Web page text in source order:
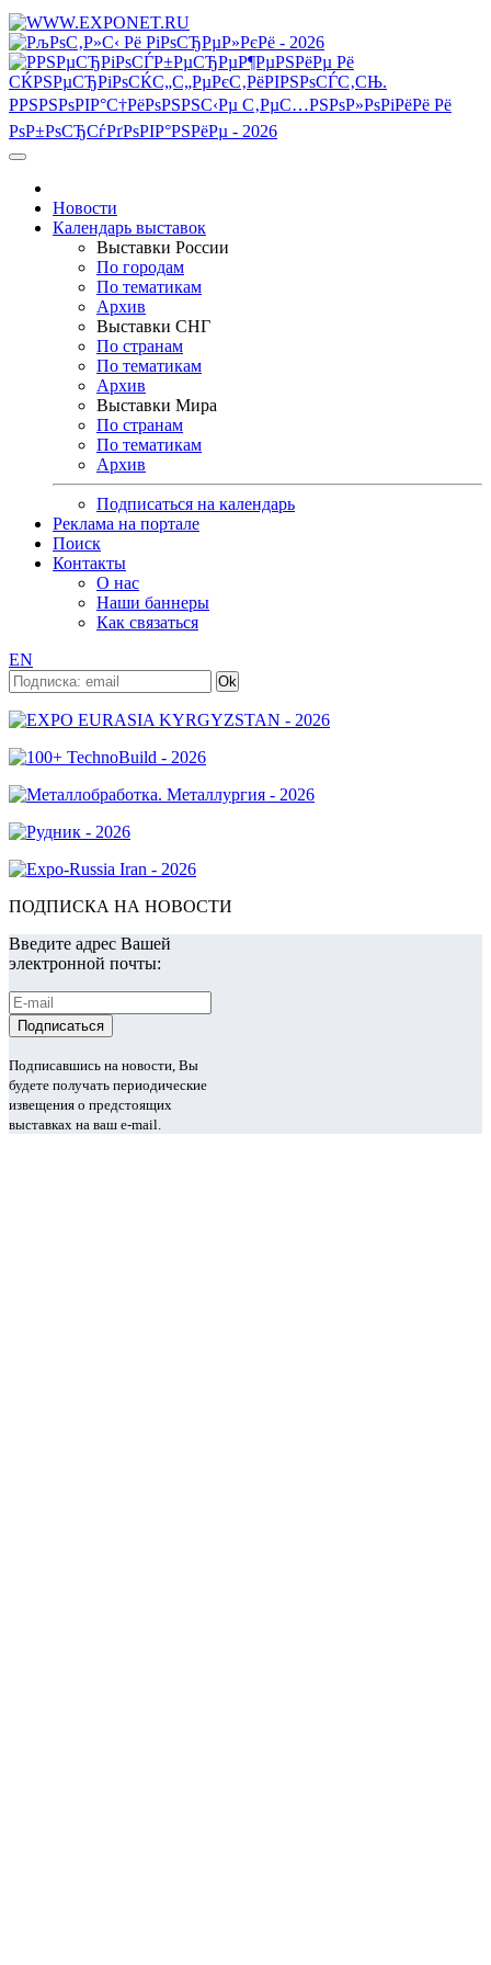
Новости
Календарь выставок
Выставки России
По городам
По тематикам
Архив
Выставки СНГ
По странам
По тематикам
Архив
Выставки Мира
По странам
По тематикам
Архив
Подписаться на календарь
Реклама на портале
Поиск
Контакты
О нас
Наши баннеры
Как связаться
EN
ПОДПИСКА НА НОВОСТИ
Введите адрес Вашей
электронной почты:
Подписавшись на новости, Вы
будете получать периодические
извещения о предстоящих
выставках на ваш e-mail.